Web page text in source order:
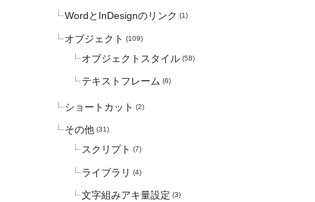
WordとInDesignのリンク (1)
オブジェクト (109)
オブジェクトスタイル (58)
テキストフレーム (6)
ショートカット (2)
その他 (31)
スクリプト (7)
ライブラリ (4)
文字組みアキ量設定 (3)